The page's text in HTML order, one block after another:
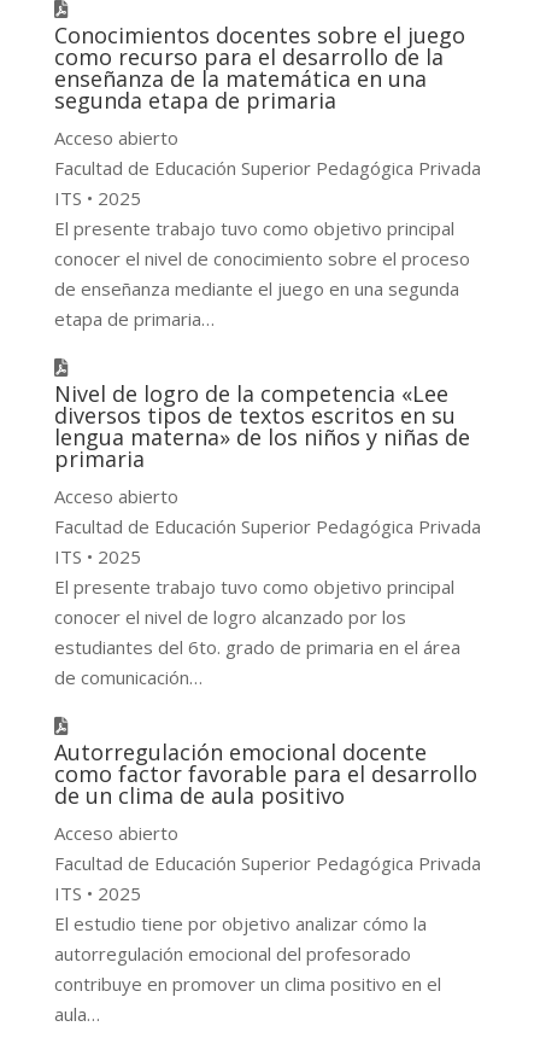
Conocimientos docentes sobre el juego
como recurso para el desarrollo de la
enseñanza de la matemática en una
segunda etapa de primaria
Acceso abierto
Facultad de Educación Superior Pedagógica Privada
ITS • 2025
El presente trabajo tuvo como objetivo principal
conocer el nivel de conocimiento sobre el proceso
de enseñanza mediante el juego en una segunda
etapa de primaria…
Nivel de logro de la competencia «Lee
diversos tipos de textos escritos en su
lengua materna» de los niños y niñas de
primaria
Acceso abierto
Facultad de Educación Superior Pedagógica Privada
ITS • 2025
El presente trabajo tuvo como objetivo principal
conocer el nivel de logro alcanzado por los
estudiantes del 6to. grado de primaria en el área
de comunicación…
Autorregulación emocional docente
como factor favorable para el desarrollo
de un clima de aula positivo
Acceso abierto
Facultad de Educación Superior Pedagógica Privada
ITS • 2025
El estudio tiene por objetivo analizar cómo la
autorregulación emocional del profesorado
contribuye en promover un clima positivo en el
aula…